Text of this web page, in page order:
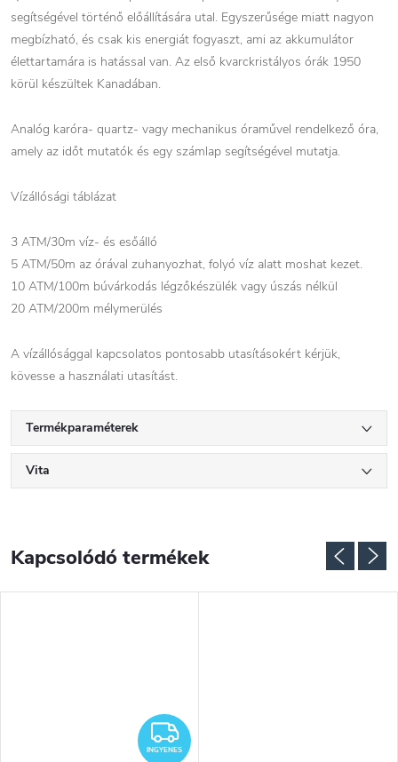
segítségével történő előállítására utal. Egyszerűsége miatt nagyon
megbízható, és csak kis energiát fogyaszt, ami az akkumulátor
élettartamára is hatással van. Az első kvarckristályos órák 1950
körül készültek Kanadában.
Analóg karóra- quartz- vagy mechanikus óraművel rendelkező óra,
amely az időt mutatók és egy számlap segítségével mutatja.
Vízállósági táblázat
3 ATM/30m víz- és esőálló
5 ATM/50m az órával zuhanyozhat, folyó víz alatt moshat kezet.
10 ATM/100m búvárkodás légzőkészülék vagy úszás nélkül
20 ATM/200m mélymerülés
A vízállósággal kapcsolatos pontosabb utasításokért kérjük,
kövesse a használati utasítást.
Termékparaméterek
Vita
Kapcsolódó termékek
INGYENES
INGYENES